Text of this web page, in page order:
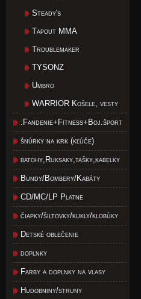
Steady's
Tapout MMA
Troublemaker
TYSONZ
Umbro
WARRIOR Košele, vesty
.Fandenie+Fitness+Boj.šport
šnúrky na krk (kľúče)
batohy,Ruksaky,tašky,kabelky
Bundy/Bombery/Kabáty
CD/MC/LP Platne
čiapky/šiltovky/kukly/klobúky
Detské oblečenie
doplnky
Farby a doplnky na vlasy
Hudobniny/struny